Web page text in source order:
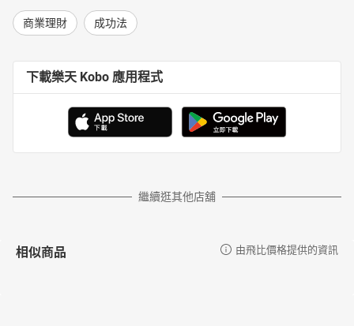
商業理財 成功法
下載樂天 Kobo 應用程式
繼續逛其他店舖
相似商品 由飛比價格提供的資訊